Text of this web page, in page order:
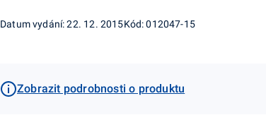
Datum vydání: 22. 12. 2015Kód: 012047-15
Zobrazit podrobnosti o produktu